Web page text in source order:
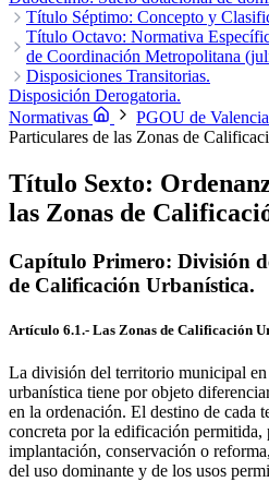
Título Séptimo: Concepto y
Capítulo Primero: Introducción.
los usos.
Título Octavo: Normativa
de Coordinación Metropolitana
Capítulo Único.
Disposiciones Transitorias.
Disposición transitoria Primera.
Disposición transitoria Tercera.
Disposición transitoria Quinta.
Disposición transitoria Novena.
Disposición Derogatoria.
Normativas
PGOU de Valencia
Particulares de las Zonas de
Título Sexto:
las Zonas de
Capítulo Primero: División
de Calificación Urbanística.
Artículo 6.1.- Las Zonas de Calificación
La división del territorio municipal
urbanística tiene por objeto
en la ordenación. El destino de cada
concreta por la edificación permitida,
implantación, conservación o
del uso dominante y de los usos